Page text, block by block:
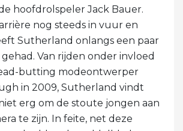
hoofdrolspeler Jack Bauer.
nog steeds in vuur en
Sutherland onlangs een paar
Van rijden onder invloed
butting modeontwerper
in 2009, Sutherland vindt
erg om de stoute jongen aan
te zijn. In feite, net deze